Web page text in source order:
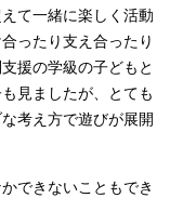
て一緒に楽しく活動
ったり支え合ったり
援の学級の子どもと
見ましたが、とても
考え方で遊びが展開
できないこともでき